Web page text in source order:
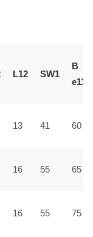
L12 SW1
В
e11
13 41 60
16 55 65
16 55 75